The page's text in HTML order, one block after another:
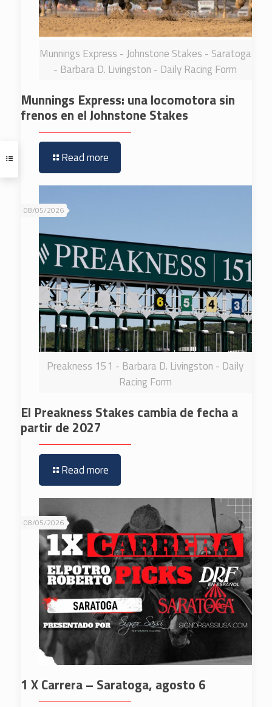
Munnings Express - Johnstone Stakes - Saratoga
- Barbara D. Livingston - Daily Racing Form
Munnings Express: una locomotora sin
frenos en el Johnstone Stakes
Read more
Preakness 151 - Barbara D. Livingston - Daily
Racing Form
08/05/2026
El Preakness Stakes cambia de fecha a
partir de 2027
Read more
08/05/2026
1 X Carrera – Saratoga, agosto 6